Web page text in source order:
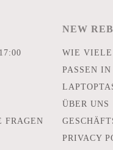
FRAGEN
NEW
WIE
PASSEN
ÜBER UNS
PRIVACY